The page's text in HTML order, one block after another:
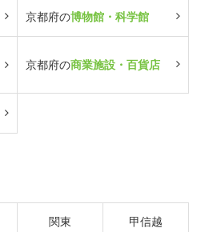
京都府の博物館・科学館
京都府の商業施設・百貨店
関東 甲信越